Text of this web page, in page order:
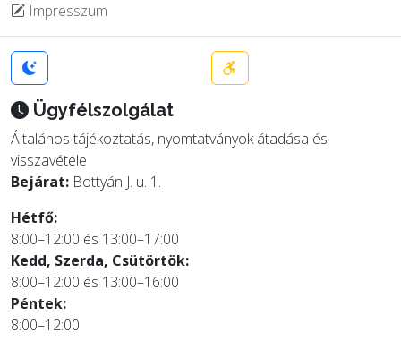
Impresszum
Ügyfélszolgálat
Általános tájékoztatás, nyomtatványok átadása és
visszavétele
Bejárat: Bottyán J. u. 1.
Hétfő:
8:00–12:00 és 13:00–17:00
Kedd, Szerda, Csütörtök:
8:00–12:00 és 13:00–16:00
Péntek:
8:00–12:00